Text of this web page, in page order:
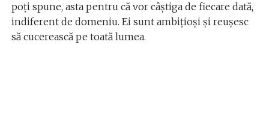
poți spune, asta pentru că vor câștiga de fiecare dată,
indiferent de domeniu. Ei sunt ambițioși și reușesc
să cucerească pe toată lumea.